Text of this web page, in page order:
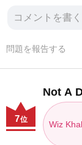
問題を報告する
Not A
Wiz
7位